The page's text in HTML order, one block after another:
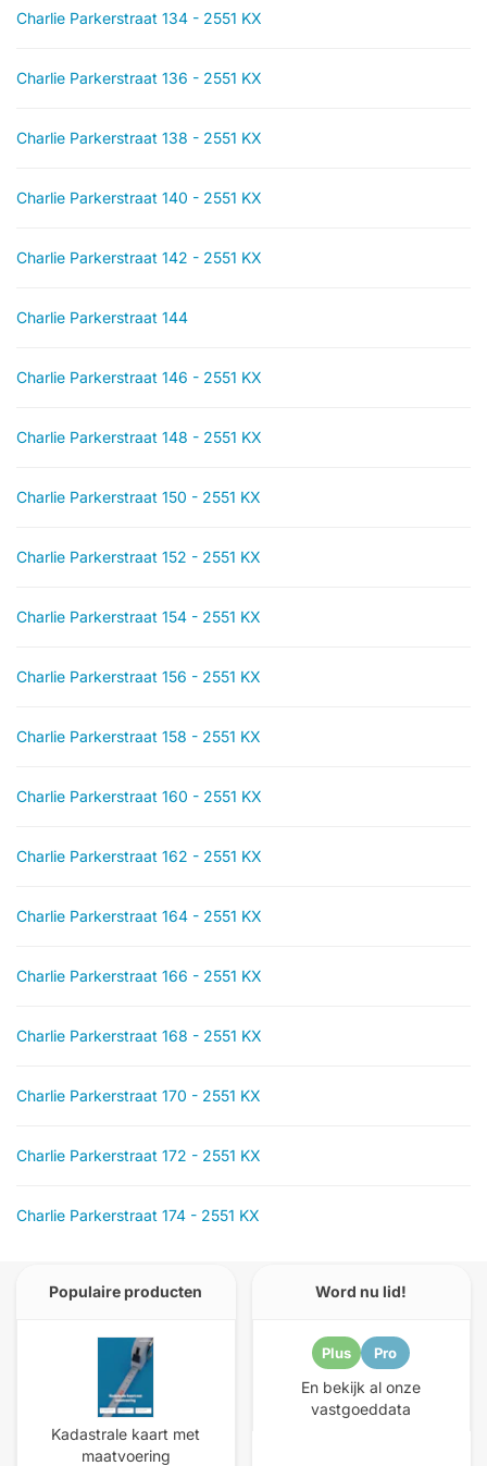
Charlie Parkerstraat 134 - 2551 KX
Charlie Parkerstraat 136 - 2551 KX
Charlie Parkerstraat 138 - 2551 KX
Charlie Parkerstraat 140 - 2551 KX
Charlie Parkerstraat 142 - 2551 KX
Charlie Parkerstraat 144
Charlie Parkerstraat 146 - 2551 KX
Charlie Parkerstraat 148 - 2551 KX
Charlie Parkerstraat 150 - 2551 KX
Charlie Parkerstraat 152 - 2551 KX
Charlie Parkerstraat 154 - 2551 KX
Charlie Parkerstraat 156 - 2551 KX
Charlie Parkerstraat 158 - 2551 KX
Charlie Parkerstraat 160 - 2551 KX
Charlie Parkerstraat 162 - 2551 KX
Charlie Parkerstraat 164 - 2551 KX
Charlie Parkerstraat 166 - 2551 KX
Charlie Parkerstraat 168 - 2551 KX
Charlie Parkerstraat 170 - 2551 KX
Charlie Parkerstraat 172 - 2551 KX
Charlie Parkerstraat 174 - 2551 KX
Populaire producten
Kadastrale kaart met
maatvoering
Word nu lid!
Plus Pro
En bekijk al onze
vastgoeddata